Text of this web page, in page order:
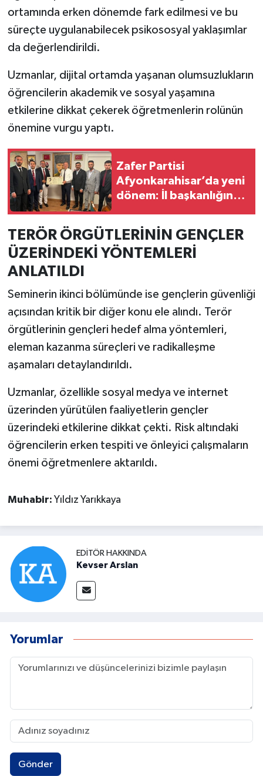
ortamında erken dönemde fark edilmesi ve bu
süreçte uygulanabilecek psikososyal yaklaşımlar
da değerlendirildi.
Uzmanlar, dijital ortamda yaşanan olumsuzlukların
öğrencilerin akademik ve sosyal yaşamına
etkilerine dikkat çekerek öğretmenlerin rolünün
önemine vurgu yaptı.
Zafer Partisi
Afyonkarahisar’da yeni
dönem: İl başkanlığına
TERÖR ÖRGÜTLERİNİN GENÇLER
ÜZERİNDEKİ YÖNTEMLERİ
ANLATILDI
Seminerin ikinci bölümünde ise gençlerin güvenliği
açısından kritik bir diğer konu ele alındı. Terör
örgütlerinin gençleri hedef alma yöntemleri,
eleman kazanma süreçleri ve radikalleşme
aşamaları detaylandırıldı.
Uzmanlar, özellikle sosyal medya ve internet
üzerinden yürütülen faaliyetlerin gençler
üzerindeki etkilerine dikkat çekti. Risk altındaki
öğrencilerin erken tespiti ve önleyici çalışmaların
önemi öğretmenlere aktarıldı.
Muhabir: Yıldız Yarıkkaya
EDITÖR HAKKINDA
Kevser Arslan
Yorumlar
Gönder